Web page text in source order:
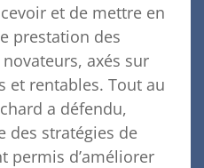
et de mettre en
prestation des
axés sur
et rentables. Tout au
a défendu,
des stratégies de
permis d’améliorer